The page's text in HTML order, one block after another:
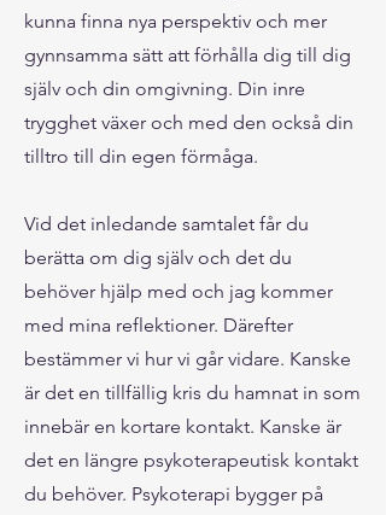
kunna finna nya perspektiv och mer
gynnsamma sätt att förhålla dig till dig
själv och din omgivning. Din inre
trygghet växer och med den också din
tilltro till din egen förmåga.
Vid det inledande samtalet får du
berätta om dig själv och det du
behöver hjälp med och jag kommer
med mina reflektioner. Därefter
bestämmer vi hur vi går vidare. Kanske
är det en tillfällig kris du hamnat in som
innebär en kortare kontakt. Kanske är
det en längre psykoterapeutisk kontakt
du behöver. Psykoterapi bygger på